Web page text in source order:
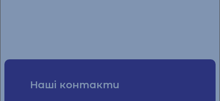
Наші контакти